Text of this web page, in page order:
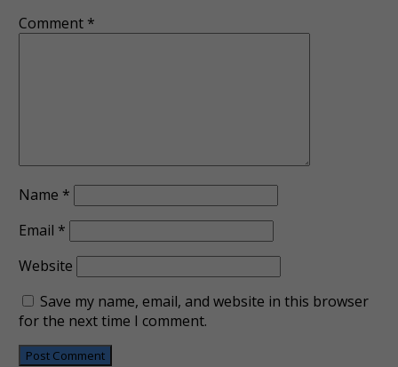
Comment *
Name *
Email *
Website
Save my name, email, and website in this browser
for the next time I comment.